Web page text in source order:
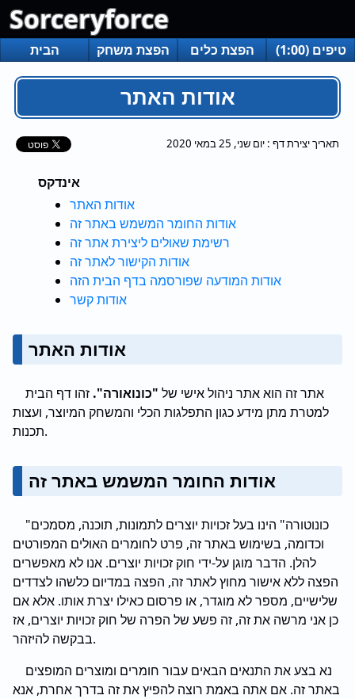
Sorceryforce
הבית הפצת משחק הפצת כלים טיפים (1:00)
אודות האתר
תאריך יצירת דף : יום שני, 25 במאי 2020
אינדקס
אודות האתר
אודות החומר המשמש באתר זה
רשימת שאולים ליצירת אתר זה
אודות הקישור לאתר זה
אודות המודעה שפורסמה בדף הבית הזה
אודות קשר
אודות האתר
אתר זה הוא אתר ניהול אישי של "כונואורה". זהו דף הבית
למטרת מתן מידע כגון התפלגות הכלי והמשחק המיוצר, ועצות
תכנות.
אודות החומר המשמש באתר זה
"כונוטורה" הינו בעל זכויות יוצרים לתמונות, תוכנה, מסמכים
וכדומה, בשימוש באתר זה, פרט לחומרים האולים המפורטים
להלן. הדבר מוגן על-ידי חוק זכויות יוצרים. אנו לא מאפשרים
הפצה ללא אישור מחוץ לאתר זה, הפצה במדיום כלשהו לצדדים
שלישיים, מספר לא מוגדר, או פרסום כאילו יצרת אותו. אלא אם
כן אני מרשה את זה, זה פשע של הפרה של חוק זכויות יוצרים, אז
בבקשה להיזהר.
נא בצע את התנאים הבאים עבור חומרים ומוצרים המופצים
באתר זה. אם אתה באמת רוצה להפיץ את זה בדרך אחרת, אנא